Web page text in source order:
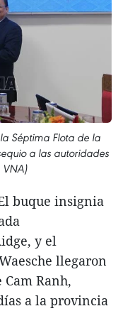
Séptima Flota de la
a las autoridades
VNA)
buque insignia
y el
llegaron
Ranh,
a la provincia